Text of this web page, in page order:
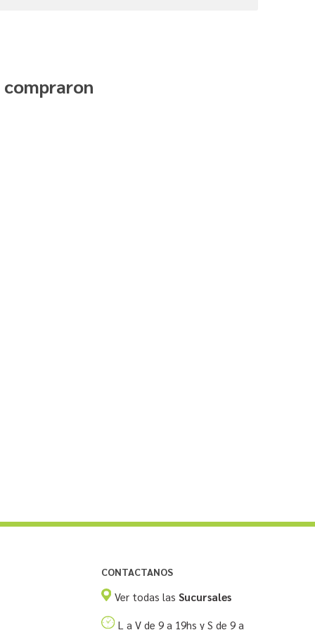
CONTACTANOS
Ver todas las Sucursales
L a V de 9 a 19hs y S de 9 a